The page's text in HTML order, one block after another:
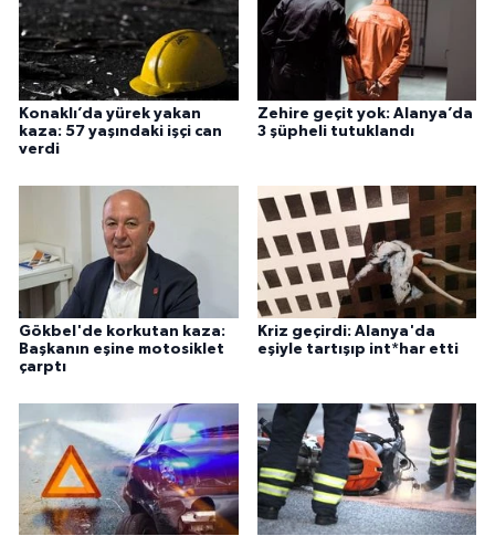
Konaklı’da yürek yakan
kaza: 57 yaşındaki işçi can
verdi
Zehire geçit yok: Alanya’da
3 şüpheli tutuklandı
Gökbel'de korkutan kaza:
Başkanın eşine motosiklet
çarptı
Kriz geçirdi: Alanya'da
eşiyle tartışıp int*har etti